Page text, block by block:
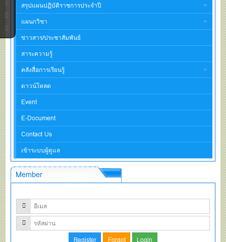
สรุปแผนปฏิบัติราชการประจำปี
แผนกวิชา
ข่าวสาร/ประชาสัมพันธ์
สาระความรู้
คลังสื่อการเรียนรู้
ดาวน์โหลด
Event
E-Document
Contact Us
เข้าระบบผู้ดูแล
Member